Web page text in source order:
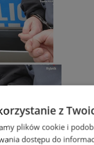
z
plików cookie i
dostępu do